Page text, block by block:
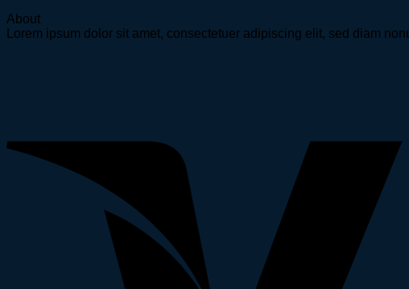
About
Lorem ipsum dolor sit amet, consectetuer adipiscing elit, sed diam